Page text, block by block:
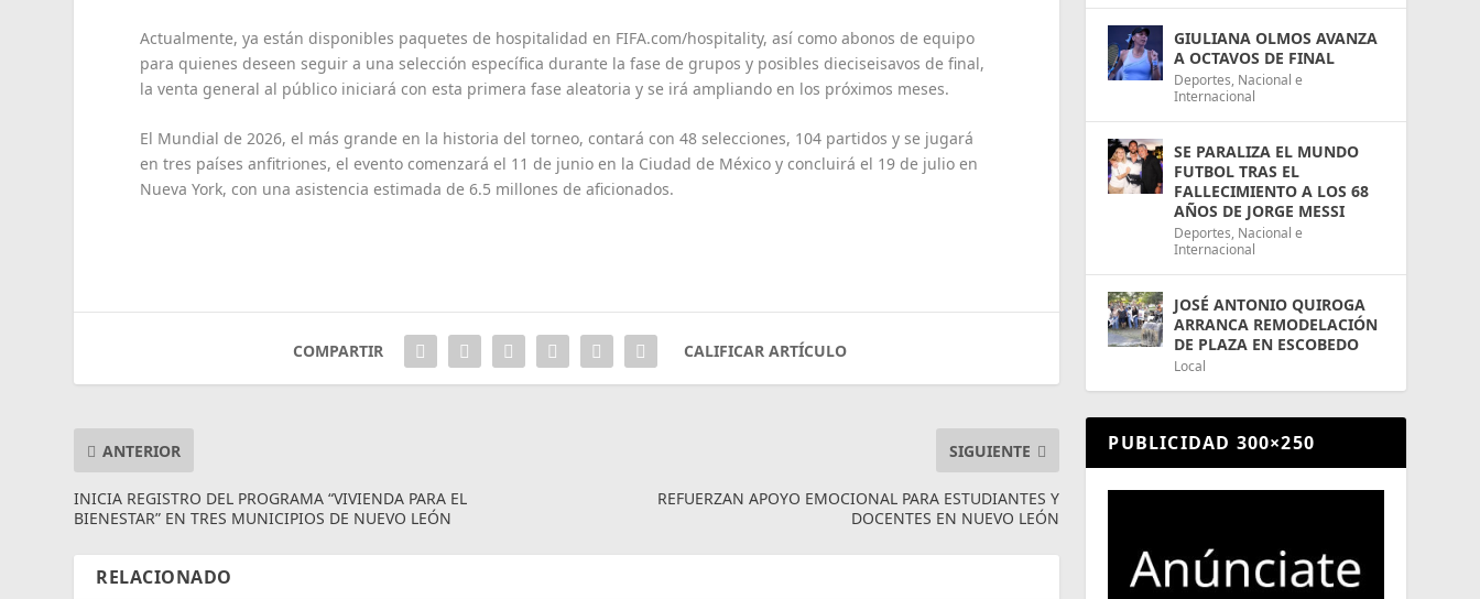
Actualmente, ya están disponibles paquetes de hospitalidad en FIFA.com/hospitality, así como abonos de equipo
para quienes deseen seguir a una selección específica durante la fase de grupos y posibles dieciseisavos de final,
la venta general al público iniciará con esta primera fase aleatoria y se irá ampliando en los próximos meses.
El Mundial de 2026, el más grande en la historia del torneo, contará con 48 selecciones, 104 partidos y se jugará
en tres países anfitriones, el evento comenzará el 11 de junio en la Ciudad de México y concluirá el 19 de julio en
Nueva York, con una asistencia estimada de 6.5 millones de aficionados.
COMPARTIR CALIFICAR ARTÍCULO
ANTERIOR
INICIA REGISTRO DEL PROGRAMA “VIVIENDA PARA EL
BIENESTAR” EN TRES MUNICIPIOS DE NUEVO LEÓN
SIGUIENTE
REFUERZAN APOYO EMOCIONAL PARA ESTUDIANTES Y
DOCENTES EN NUEVO LEÓN
RELACIONADO
GIULIANA OLMOS AVANZA
A OCTAVOS DE FINAL
Deportes, Nacional e
Internacional
SE PARALIZA EL MUNDO
FUTBOL TRAS EL
FALLECIMIENTO A LOS 68
AÑOS DE JORGE MESSI
Deportes, Nacional e
Internacional
JOSÉ ANTONIO QUIROGA
ARRANCA REMODELACIÓN
DE PLAZA EN ESCOBEDO
Local
PUBLICIDAD 300×250